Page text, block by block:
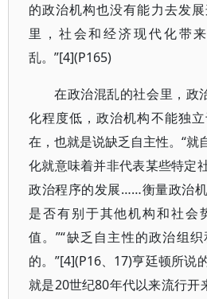
的政治机构也没有能力去发
里，社会和经济现代化带
乱。”[4](P165)
在政治混乱的社会里，政
化程度低，政治机构不能独
在，也就是说缺乏自主性。“就
化就意味着并非代表某些特定
政治程序的发展……衡量政治
是否有别于其他机构和社会
值。”“缺乏自主性的政治组
的。”[4](P16、17)亨廷顿所说
就是20世纪80年代以来流行开